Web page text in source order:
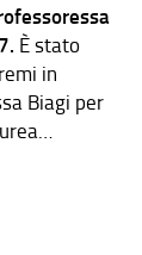
È stato
in
Biagi per